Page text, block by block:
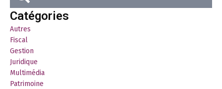
Catégories
Autres
Fiscal
Gestion
Juridique
Multimédia
Patrimoine